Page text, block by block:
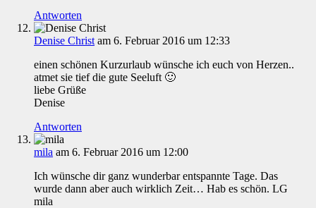
Antworten
Denise Christ am 6. Februar 2016 um 12:33
einen schönen Kurzurlaub wünsche ich euch von Herzen..
atmet sie tief die gute Seeluft 🙂
liebe Grüße
Denise
Antworten
mila am 6. Februar 2016 um 12:00
Ich wünsche dir ganz wunderbar entspannte Tage. Das
wurde dann aber auch wirklich Zeit… Hab es schön. LG
mila